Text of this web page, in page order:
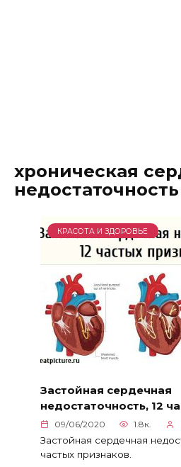
хроническая
недостаточность
КРАСОТА И ЗДОРОВЬЕ
Застойная сердечная
недостаточность, 12
09/06/2020 1.8к.
Застойная сердечная
частых признаков.